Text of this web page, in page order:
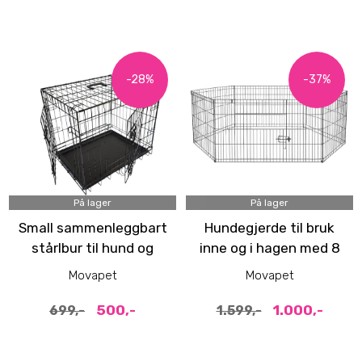
-28%
På lager
Small sammenleggbart
stårlbur til hund og
katt (64x48x54cm)
Movapet
699,- 500,-
-37%
På lager
Hundegjerde til bruk
inne og i hagen med 8
paneler - høyde 76 cm
Movapet
1.599,- 1.000,-